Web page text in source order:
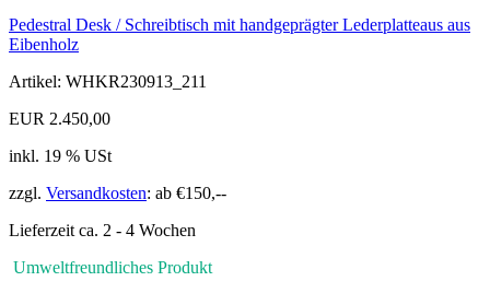
Pedestral Desk / Schreibtisch mit handgeprägter Lederplatteaus aus
Eibenholz
Artikel: WHKR230913_211
EUR 2.450,00
inkl. 19 % USt
zzgl. Versandkosten: ab €150,--
Lieferzeit ca. 2 - 4 Wochen
Umweltfreundliches Produkt